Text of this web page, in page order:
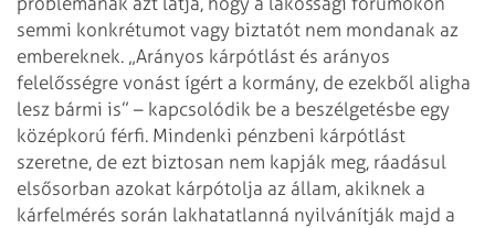
semmi konkrétumot vagy biztatót nem mondanak az
embereknek. „Arányos kárpótlást és arányos
felelősségre vonást ígért a kormány, de ezekből aligha
lesz bármi is” – kapcsolódik be a beszélgetésbe egy
középkorú férfi. Mindenki pénzbeni kárpótlást
szeretne, de ezt biztosan nem kapják meg, ráadásul
elsősorban azokat kárpótolja az állam, akiknek a
kárfelmérés során lakhatatlanná nyilvánítják majd a